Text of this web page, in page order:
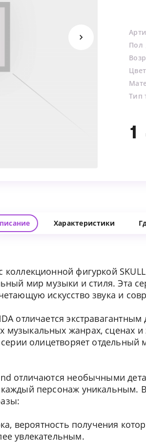
Пол
Цвет
Тип
1
Характеристики
фигуркой
мир музыки и стиля. Эта
искусство звука и
отличается
жанрах, сценах и
олицетворяет отдельный
отличаются необычными
персонаж уникальным. В
вероятность получения
увлекательным.